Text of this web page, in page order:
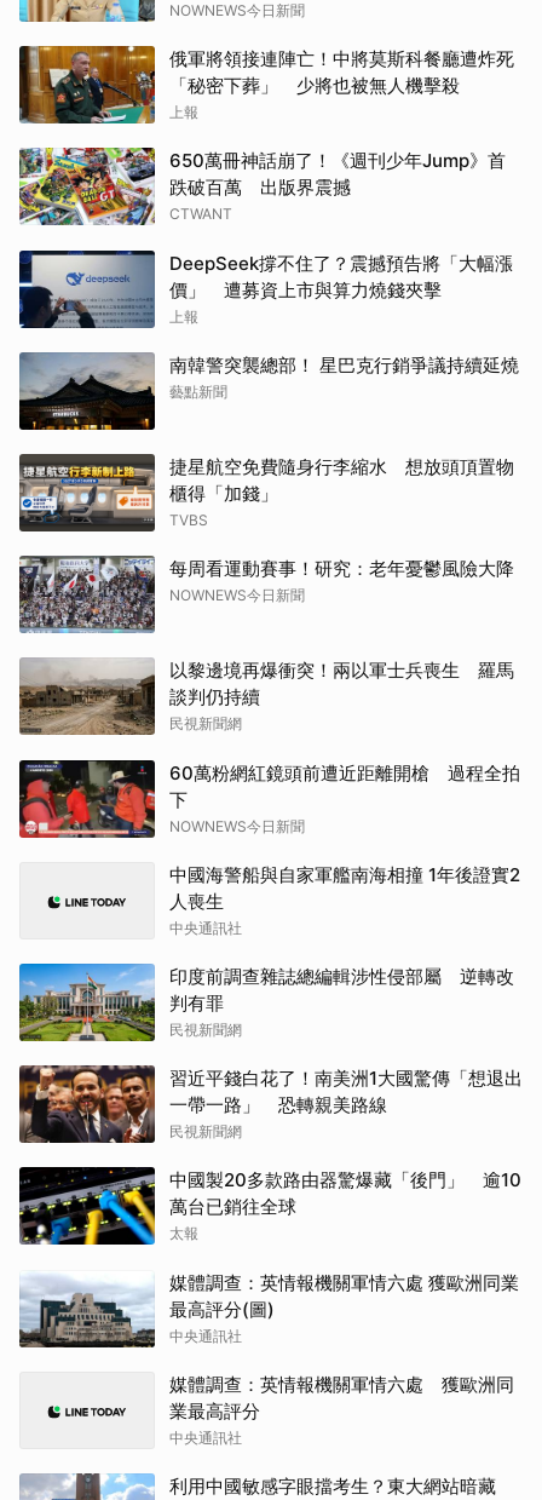
NOWNEWS今日新聞
俄軍將領接連陣亡！中將莫斯科餐廳遭炸死
「秘密下葬」 少將也被無人機擊殺
上報
650萬冊神話崩了！《週刊少年Jump》首
跌破百萬 出版界震撼
CTWANT
DeepSeek撐不住了？震撼預告將「大幅漲
價」 遭募資上市與算力燒錢夾擊
上報
南韓警突襲總部！ 星巴克行銷爭議持續延燒
藝點新聞
捷星航空免費隨身行李縮水 想放頭頂置物
櫃得「加錢」
TVBS
每周看運動賽事！研究：老年憂鬱風險大降
NOWNEWS今日新聞
以黎邊境再爆衝突！兩以軍士兵喪生 羅馬
談判仍持續
民視新聞網
60萬粉網紅鏡頭前遭近距離開槍 過程全拍
下
NOWNEWS今日新聞
中國海警船與自家軍艦南海相撞 1年後證實2
人喪生
中央通訊社
印度前調查雜誌總編輯涉性侵部屬 逆轉改
判有罪
民視新聞網
習近平錢白花了！南美洲1大國驚傳「想退出
一帶一路」 恐轉親美路線
民視新聞網
中國製20多款路由器驚爆藏「後門」 逾10
萬台已銷往全球
太報
媒體調查：英情報機關軍情六處 獲歐洲同業
最高評分(圖)
中央通訊社
媒體調查：英情報機關軍情六處 獲歐洲同
業最高評分
中央通訊社
利用中國敏感字眼擋考生？東大網站暗藏